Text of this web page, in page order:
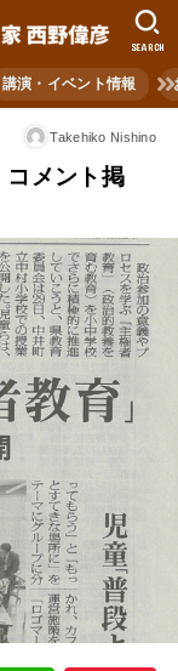
講演・イベント情報
SEARCH
Takehiko Nishino
コメント掲